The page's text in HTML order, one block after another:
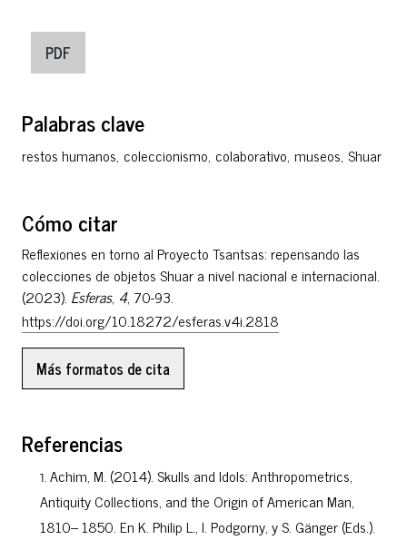
Palabras clave
restos humanos, coleccionismo, colaborativo, museos, Shuar
Cómo citar
Reflexiones en torno al Proyecto Tsantsas: repensando las
colecciones de objetos Shuar a nivel nacional e internacional.
(2023). Esferas, 4, 70-93.
https://doi.org/10.18272/esferas.v4i.2818
Más formatos de cita
PDF
Referencias
Achim, M. (2014). Skulls and Idols: Anthropometrics,
Antiquity Collections, and the Origin of American Man,
1810– 1850. En K. Philip L., I. Podgorny, y S. Gänger (Eds.).